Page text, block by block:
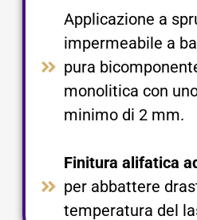
Applicazione a
impermeabile a
pura
monolitica con
minimo di 2 mm.​
Finitura alifatica
per abbattere
temperatura del